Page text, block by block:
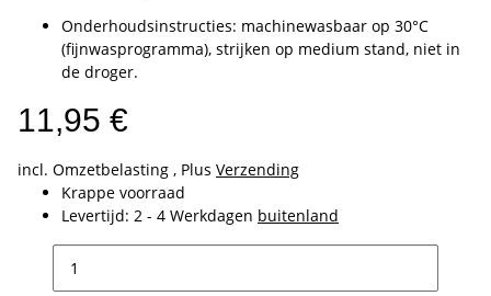
Onderhoudsinstructies: machinewasbaar op 30°C
(fijnwasprogramma), strijken op medium stand, niet in
de droger.
11,95 €
incl. Omzetbelasting , Plus Verzending
Krappe voorraad
Levertijd: 2 - 4 Werkdagen buitenland